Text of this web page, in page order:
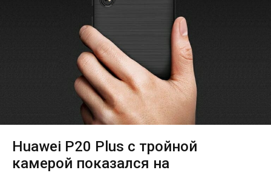
Huawei P20 Plus с тройной
камерой показался на